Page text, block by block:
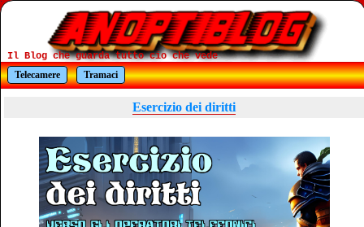
Il Blog che guarda tutto cio che vede
Telecamere
Tramaci
Esercizio dei diritti